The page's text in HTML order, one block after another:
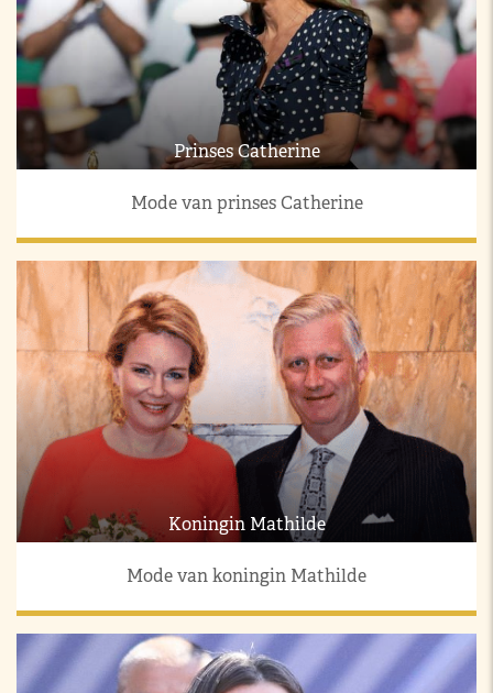
Prinses Catherine
Mode van prinses Catherine
Koningin Mathilde
Mode van koningin Mathilde